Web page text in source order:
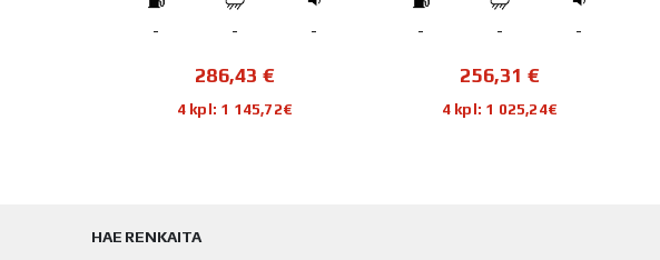
- - -
286,43 €
4 kpl: 1 145,72€
- - -
256,31 €
4 kpl: 1 025,24€
HAE RENKAITA